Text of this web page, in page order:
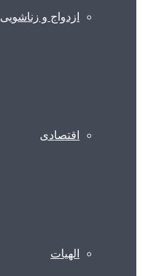
ازدواج و زناشویی
اقتصادی
الهیات